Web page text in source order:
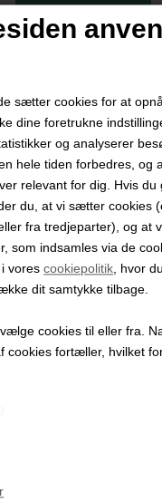
sætter cookies for at
dine foretrukne
og analyserer
hele tiden forbedres, og
relevant for dig. Hvis du
du, at vi sætter cookies
fra tredjeparter), og at
som indsamles via de
i vorescookiepolitik , hvor
dit samtykke tilbage.
cookies til eller fra.
cookies fortæller, hvilket
Louise Hjorth Jespersen